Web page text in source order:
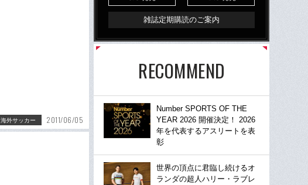
海外サッカー 2011/06/05
雑誌定期購読のご案内
RECOMMEND
Number SPORTS OF THE
YEAR 2026 開催決定！ 2026
年を代表するアスリートを表
彰
世界の頂点に君臨し続けるオ
ランダの超人ハリー・ラブレ